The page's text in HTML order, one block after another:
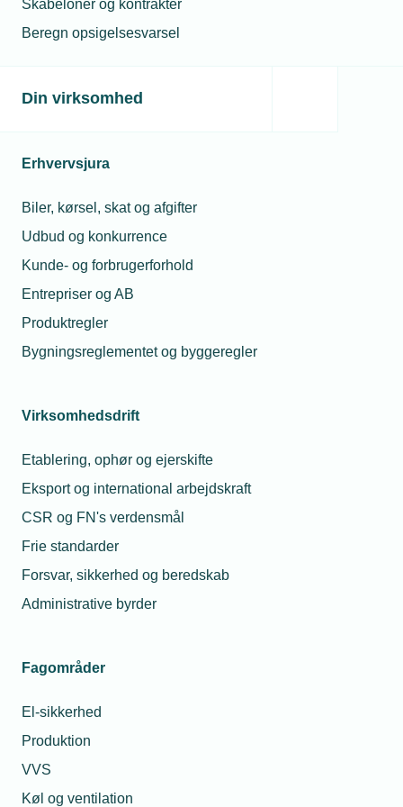
Skabeloner og kontrakter
Beregn opsigelsesvarsel
Din virksomhed
Erhvervsjura
Biler, kørsel, skat og afgifter
Udbud og konkurrence
Kunde- og forbrugerforhold
Entrepriser og AB
Produktregler
Bygningsreglementet og byggeregler
Virksomhedsdrift
Etablering, ophør og ejerskifte
Eksport og international arbejdskraft
CSR og FN's verdensmål
Frie standarder
Forsvar, sikkerhed og beredskab
Administrative byrder
Fagområder
El-sikkerhed
Produktion
VVS
Køl og ventilation